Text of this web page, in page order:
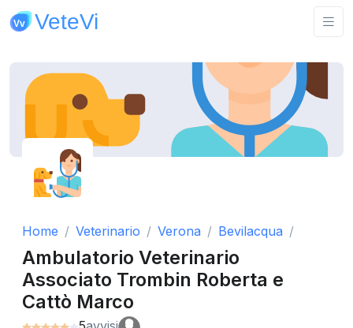
Home Veterinario Verona Bevilacqua
Ambulatorio Veterinario
Associato Trombin Roberta e
Cattò Marco